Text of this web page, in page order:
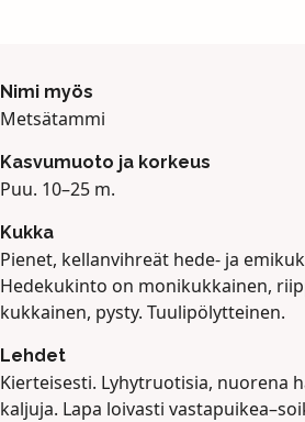
Nimi myös
Metsätammi
Kasvumuoto ja korkeus
Puu. 10–25 m.
Kukka
Pienet, kellanvihreät hede- ja
Hedekukinto on monikukkainen,
kukkainen, pysty. Tuulipölytteinen.
Lehdet
Kierteisesti. Lyhytruotisia, nuorena
kaljuja. Lapa loivasti